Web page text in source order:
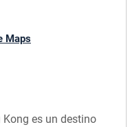
Maps
Kong es un destino